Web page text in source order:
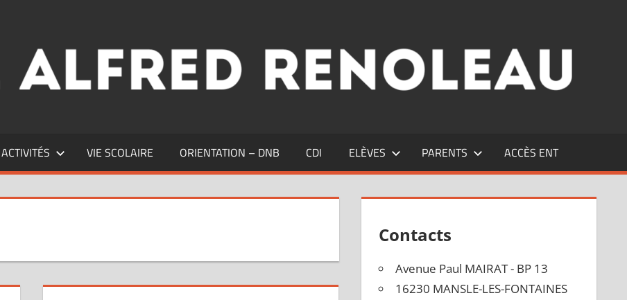
ACTIVITÉS VIE SCOLAIRE ORIENTATION – DNB CDI ELÈVES PARENTS ACCÈS ENT
Contacts
Avenue Paul MAIRAT - BP 13
16230 MANSLE-LES-FONTAINES